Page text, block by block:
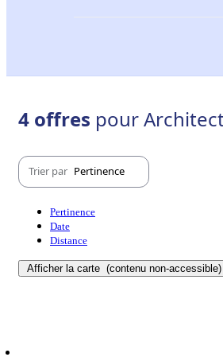
4 offres pour
Trier par Pertinence
Pertinence
Date
Distance
Afficher la carte (contenu non-accessible)